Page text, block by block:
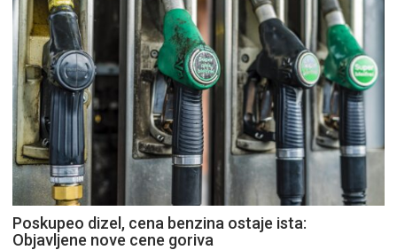
Poskupeo dizel, cena benzina ostaje ista:
Objavljene nove cene goriva